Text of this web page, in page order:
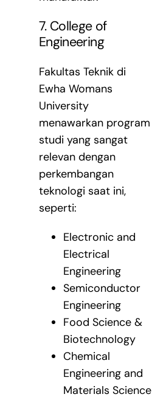
7. College of
Engineering
Fakultas Teknik di
Ewha Womans
University
menawarkan program
studi yang sangat
relevan dengan
perkembangan
teknologi saat ini,
seperti:
Electronic and
Electrical
Engineering
Semiconductor
Engineering
Food Science &
Biotechnology
Chemical
Engineering and
Materials Science